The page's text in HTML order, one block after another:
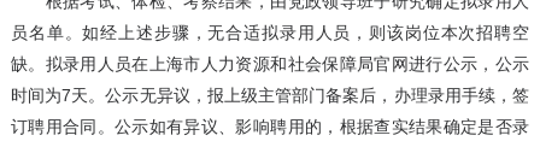
员名单。如经上述步骤，无合适拟录用人员，则该岗位本次招聘空
缺。拟录用人员在上海市人力资源和社会保障局官网进行公示，公示
时间为7天。公示无异议，报上级主管部门备案后，办理录用手续，签
订聘用合同。公示如有异议、影响聘用的，根据查实结果确定是否录